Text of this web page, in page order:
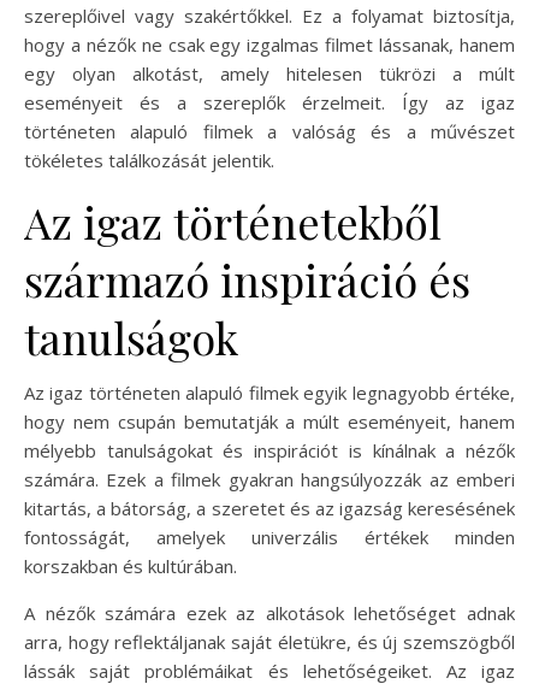
szereplőivel vagy szakértőkkel. Ez a folyamat biztosítja,
hogy a nézők ne csak egy izgalmas filmet lássanak, hanem
egy olyan alkotást, amely hitelesen tükrözi a múlt
eseményeit és a szereplők érzelmeit. Így az igaz
történeten alapuló filmek a valóság és a művészet
tökéletes találkozását jelentik.
Az igaz történetekből
származó inspiráció és
tanulságok
Az igaz történeten alapuló filmek egyik legnagyobb értéke,
hogy nem csupán bemutatják a múlt eseményeit, hanem
mélyebb tanulságokat és inspirációt is kínálnak a nézők
számára. Ezek a filmek gyakran hangsúlyozzák az emberi
kitartás, a bátorság, a szeretet és az igazság keresésének
fontosságát, amelyek univerzális értékek minden
korszakban és kultúrában.
A nézők számára ezek az alkotások lehetőséget adnak
arra, hogy reflektáljanak saját életükre, és új szemszögből
lássák saját problémáikat és lehetőségeiket. Az igaz